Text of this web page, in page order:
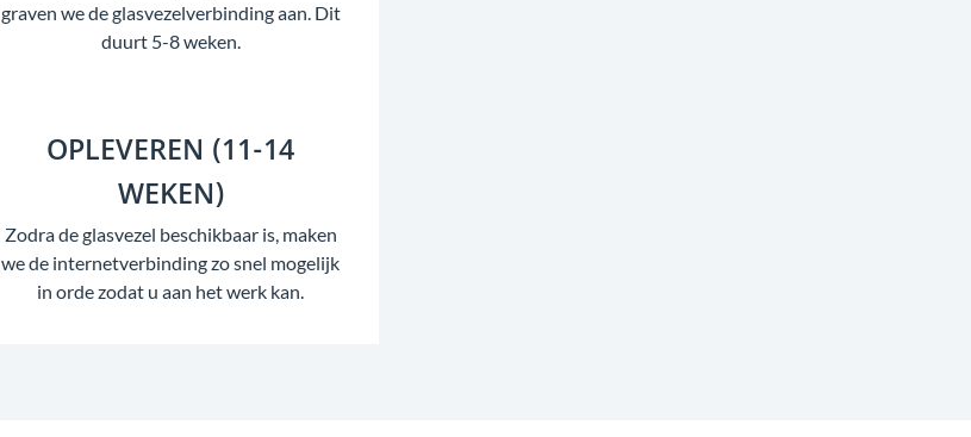
graven we de glasvezelverbinding aan. Dit
duurt 5-8 weken.
OPLEVEREN (11-14
WEKEN)
Zodra de glasvezel beschikbaar is, maken
we de internetverbinding zo snel mogelijk
in orde zodat u aan het werk kan.